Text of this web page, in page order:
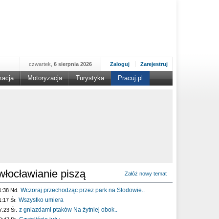
Zaloguj Zarejestruj
czwartek, 6 sierpnia 2026
Motoryzacja Turystyka Pracuj.pl
piszą Załóż nowy temat
Nd. Wczoraj przechodząc przez park na Słodowie..
Śr. Wszystko umiera
Śr. z gniazdami ptaków Na żytniej obok..